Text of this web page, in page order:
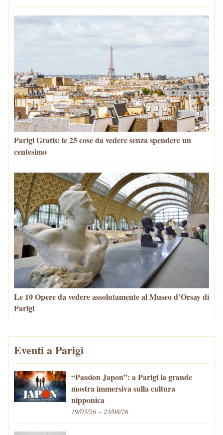
Parigi Gratis: le 25 cose da vedere senza spendere un
centesimo
Le 10 Opere da vedere assolutamente al Museo d’Orsay di
Parigi
Eventi a Parigi
“Passion Japon”: a Parigi la grande
mostra immersiva sulla cultura
nipponica
19/03/26 – 23/08/26